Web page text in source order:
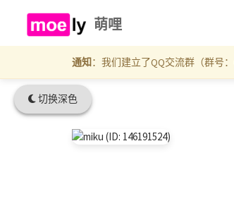
切换深色
萌哩
通知：我们建立了QQ交流群（群号：